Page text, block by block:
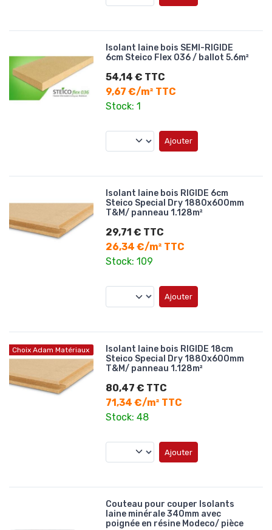
Isolant laine bois SEMI-RIGIDE
6cm Steico Flex 036 / ballot 5.6m²
54,14 € TTC
9,67 €/m² TTC
Stock: 1
Ajouter
Isolant laine bois RIGIDE 6cm
Steico Special Dry 1880x600mm
T&M/ panneau 1.128m²
29,71 € TTC
26,34 €/m² TTC
Stock: 109
Ajouter
Choix Adam Matériaux
Isolant laine bois RIGIDE 18cm
Steico Special Dry 1880x600mm
T&M/ panneau 1.128m²
80,47 € TTC
71,34 €/m² TTC
Stock: 48
Ajouter
Couteau pour couper Isolants
laine minérale 340mm avec
poignée en résine Modeco/ pièce